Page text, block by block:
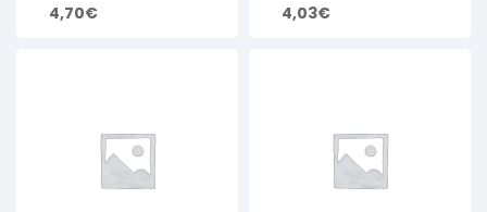
CD5230 3K
4,70€
CD5025 CD5030 15K
4,03€